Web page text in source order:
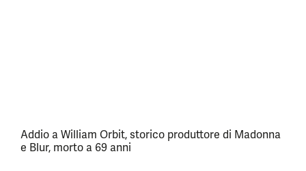
Addio a William Orbit, storico produttore di Madonna
e Blur, morto a 69 anni